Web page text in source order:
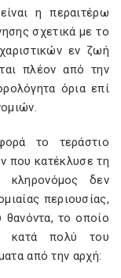
η περαιτέρω
σχετικά με το
εν ζωή
πλέον από την
όρια επί
το τεράστιο
που κατέκλυσε τη
κληρονόμος δεν
περιουσίας,
θανόντα, το οποίο
κατά πολύ του
από την αρχή: